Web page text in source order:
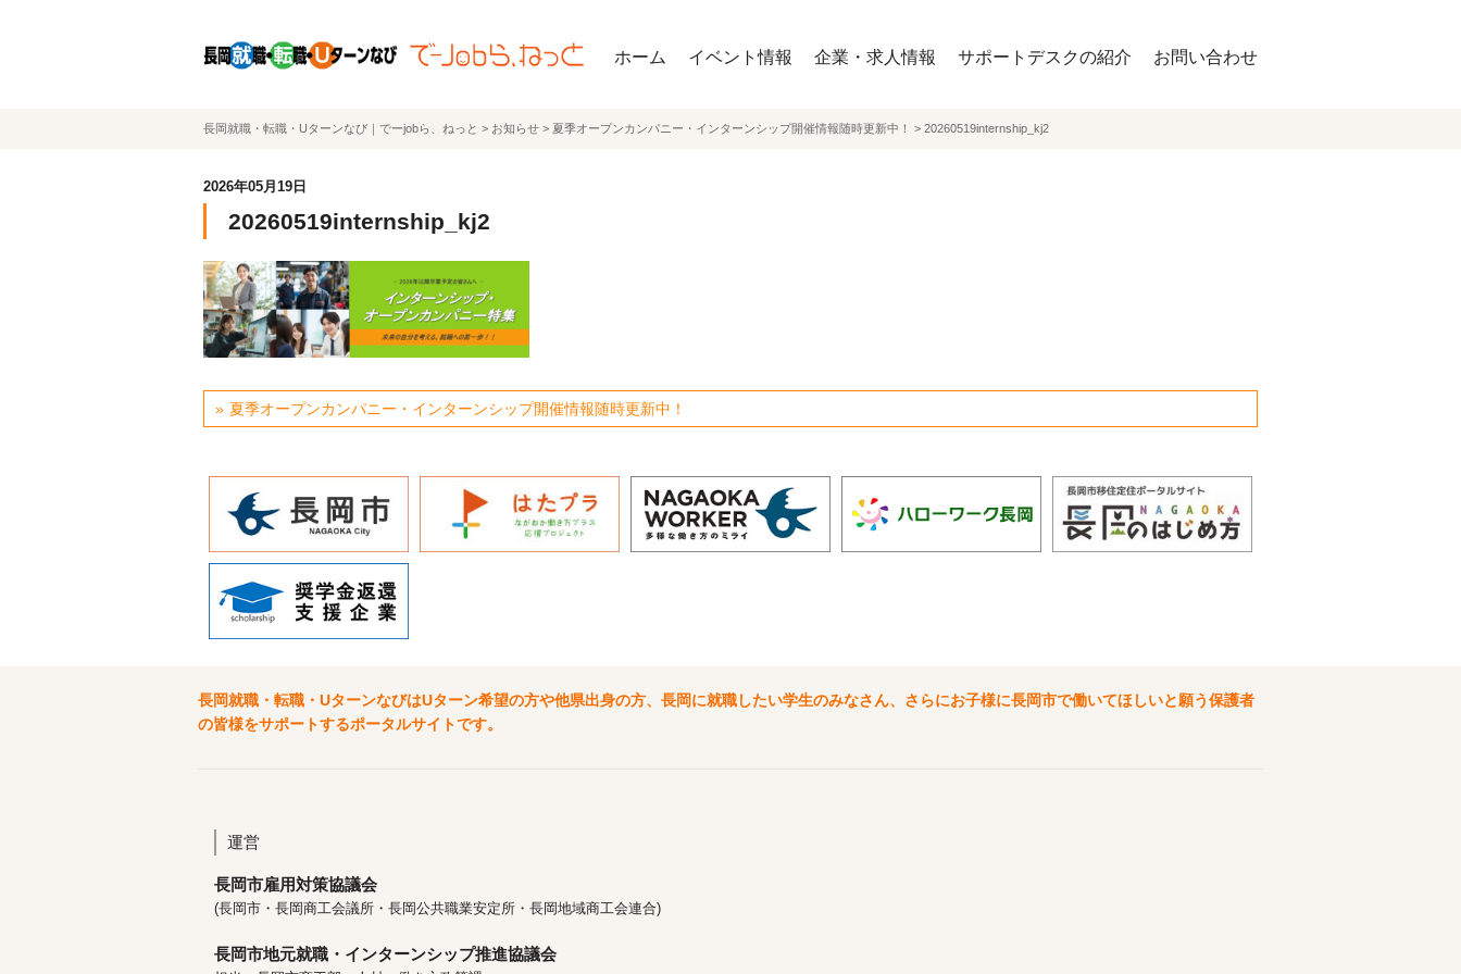
ホーム イベント情報 企業・求人情報 サポートデスクの紹介 お問い合わせ
長岡就職・転職・Uターンなび｜でーjobら、ねっと > お知らせ > 夏季オープンカンパニー・インターンシップ開催情報随時更新中！ > 20260519internship_kj2
2026年05月19日
20260519internship_kj2
夏季オープンカンパニー・インターンシップ開催情報随時更新中！
長岡就職・転職・UターンなびはUターン希望の方や他県出身の方、長岡に就職したい学生のみなさん、さらにお子様に長岡市で働いてほしいと願う保護者
の皆様をサポートするポータルサイトです。
運営
長岡市雇用対策協議会
(長岡市・長岡商工会議所・長岡公共職業安定所・長岡地域商工会連合)
長岡市地元就職・インターンシップ推進協議会